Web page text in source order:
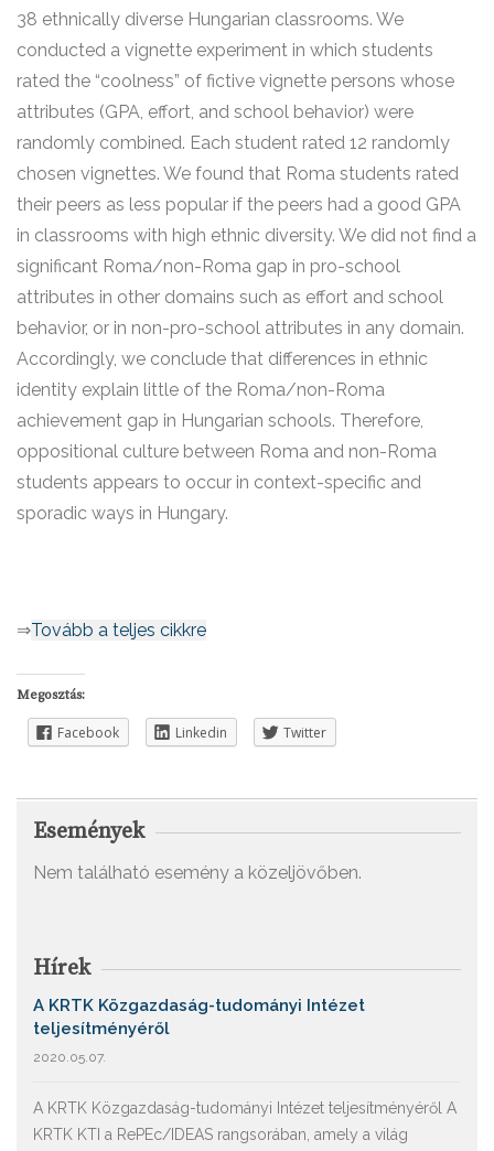
38 ethnically diverse Hungarian classrooms. We
conducted a vignette experiment in which students
rated the “coolness” of fictive vignette persons whose
attributes (GPA, effort, and school behavior) were
randomly combined. Each student rated 12 randomly
chosen vignettes. We found that Roma students rated
their peers as less popular if the peers had a good GPA
in classrooms with high ethnic diversity. We did not find a
significant Roma/non-Roma gap in pro-school
attributes in other domains such as effort and school
behavior, or in non-pro-school attributes in any domain.
Accordingly, we conclude that differences in ethnic
identity explain little of the Roma/non-Roma
achievement gap in Hungarian schools. Therefore,
oppositional culture between Roma and non-Roma
students appears to occur in context-specific and
sporadic ways in Hungary.
⇒Tovább a teljes cikkre
Megosztás:
Facebook Linkedin Twitter
Események
Nem található esemény a közeljövőben.
Hírek
A KRTK Közgazdaság-tudományi Intézet
teljesítményéről
2020.05.07.
A KRTK Közgazdaság-tudományi Intézet teljesítményéről A
KRTK KTI a RePEc/IDEAS rangsorában, amely a világ